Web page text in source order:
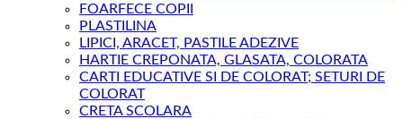
FOARFECE COPII
PLASTILINA
LIPICI, ARACET, PASTILE ADEZIVE
HARTIE CREPONATA, GLASATA, COLORATA
CARTI EDUCATIVE SI DE COLORAT; SETURI DE
COLORAT
CRETA SCOLARA